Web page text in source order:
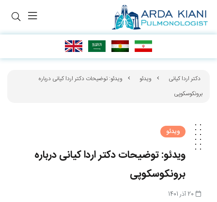
دکتر اردا کیانی ویدئو
ویدئو: توضیحات دکتر اردا کیانی درباره
برونکوسکوپی
ویدئو
ویدئو: توضیحات دکتر اردا کیانی درباره
برونکوسکوپی
20 آذر 1401